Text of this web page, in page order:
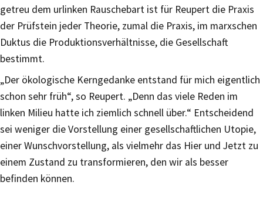
getreu dem urlinken Rauschebart ist für Reupert die Praxis
der Prüfstein jeder Theorie, zumal die Praxis, im marxschen
Duktus die Produktionsverhältnisse, die Gesellschaft
bestimmt.
„Der ökologische Kerngedanke entstand für mich eigentlich
schon sehr früh“, so Reupert. „Denn das viele Reden im
linken Milieu hatte ich ziemlich schnell über.“ Entscheidend
sei weniger die Vorstellung einer gesellschaftlichen Utopie,
einer Wunschvorstellung, als vielmehr das Hier und Jetzt zu
einem Zustand zu transformieren, den wir als besser
befinden können.